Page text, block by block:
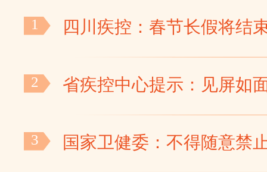
1
四川疾控：春节长假将结
核酸阴性证明
2 省疾控中心提示：见屏如
3 国家卫健委：不得随意禁